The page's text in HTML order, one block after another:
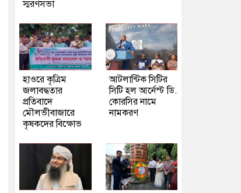
স্মরণসভা
হাওরে কৃত্রিম
জলাবদ্ধতার
প্রতিবাদে
মৌলভীবাজারে
কৃষকদের বিক্ষোভ
আটলান্টিক সিটির
সিটি হল আর্নেস্ট ডি.
কোরসির নামে
নামকরণ